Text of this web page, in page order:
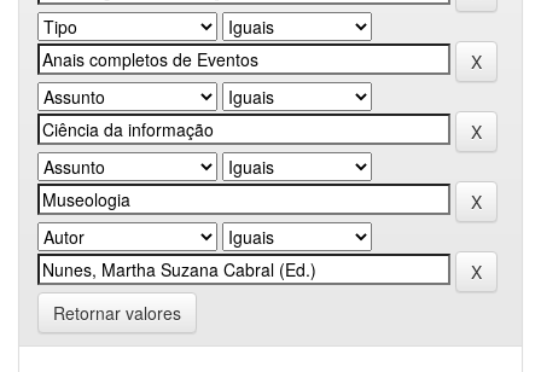
Retornar valores